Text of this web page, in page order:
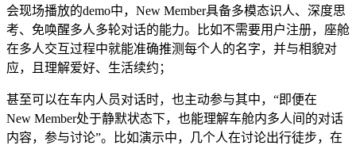
会现场播放的demo中，New Member具备多模态识人、深度思
考、免唤醒多人多轮对话的能力。比如不需要用户注册，座舱
在多人交互过程中就能准确推测每个人的名字，并与相貌对
应，且理解爱好、生活续约；
甚至可以在车内人员对话时，也主动参与其中，“即便在
New Member处于静默状态下，也能理解车舱内多人间的对话
内容，参与讨论”。比如演示中，几个人在讨论出行徒步，在